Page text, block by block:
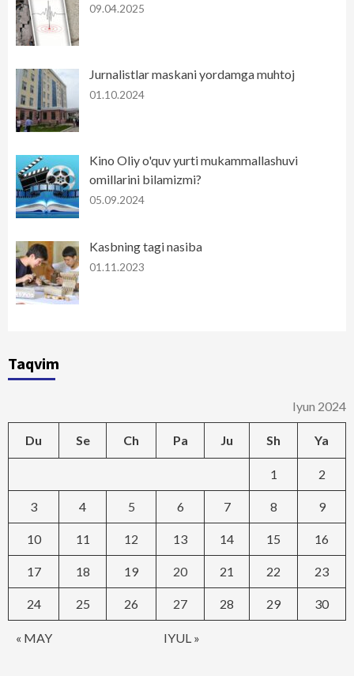
09.04.2025
Jurnalistlar maskani yordamga muhtoj
01.10.2024
Kino Oliy o'quv yurti mukammallashuvi
omillarini bilamizmi?
05.09.2024
Kasbning tagi nasiba
01.11.2023
Taqvim
Iyun 2024
Du Se Ch Pa Ju Sh Ya
« MAY IYUL »
1 2
3 4 5 6 7 8 9
10 11 12 13 14 15 16
17 18 19 20 21 22 23
24 25 26 27 28 29 30